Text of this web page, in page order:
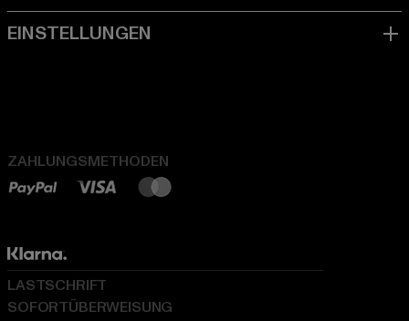
ZAHLUNGSMETHODEN
LASTSCHRIFT
SOFORTÜBERWEISUNG